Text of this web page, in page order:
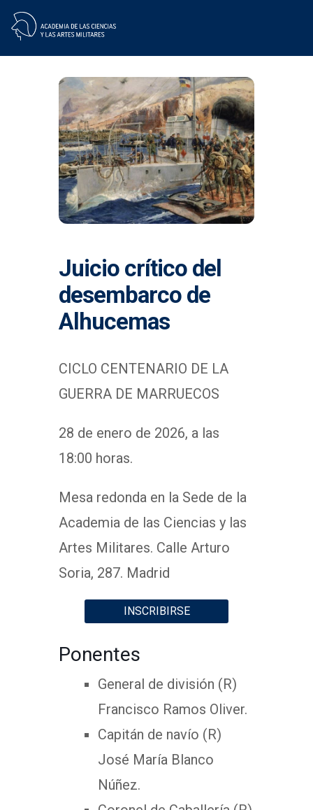
Juicio crítico del
desembarco de
Alhucemas
CICLO CENTENARIO DE LA
GUERRA DE MARRUECOS
28 de enero de 2026, a las
18:00 horas.
Mesa redonda en la Sede de la
Academia de las Ciencias y las
Artes Militares. Calle Arturo
Soria, 287. Madrid
INSCRIBIRSE
Ponentes
General de división (R)
Francisco Ramos Oliver.
Capitán de navío (R)
José María Blanco
Núñez.